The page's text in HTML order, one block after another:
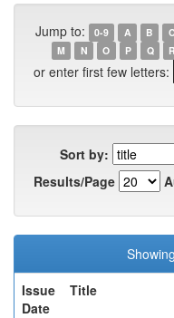
Jump to: 0-9 A B C
M
N O P Q R
or enter first few letters:
Sort by:
Results/Page
Issue
Date
Title